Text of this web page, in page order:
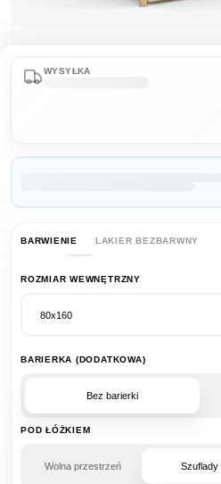
WYSYŁKA
BARWIENIE LAKIER BEZBARWNY
ROZMIAR WEWNĘTRZNY
80x160
BARIERKA (DODATKOWA)
Bez barierki
POD ŁÓŻKIEM
Wolna przestrzeń Szuflady